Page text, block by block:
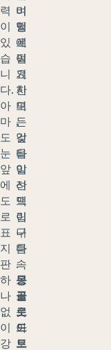
력
이
있
습
니
다.
아
마
도
눈
앞
에
도
로
표
지
판
하
나
없
이
강
비
밀
로
여
겨
지
며
,
알
타
이
산
맥
이
구
름
속
으
로
솟
아
오
여
행
에
필
요
한
모
든
것
을
알
려
드
립
니
다
.
몽
골
로
드
트